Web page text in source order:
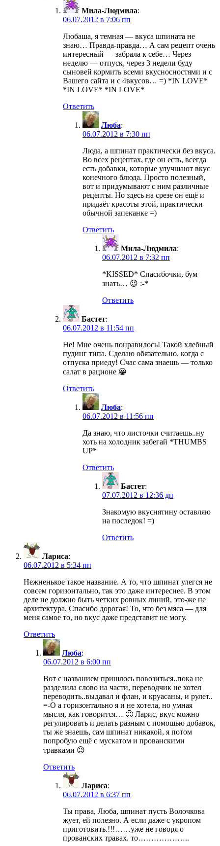
Мила-Людмила:
06.07.2012 в 7:06 пп
Любаша, я темная — вкуса шпината не
знаю… Правда-правда… А сам рецепт очень
интересный — забрала к себе… Через
неделю — отпуск, через 3 недели буду
сыновей кормить всеми вкусносностями и с
Вашего сайта и с 4вкусов… =) *IN LOVE*
*IN LOVE* *IN LOVE*
Ответить
Люба:
06.07.2012 в 7:30 пп
Люда, а шпинат практически без вкуса.
Во всех рецептах, где он есть, всегда
есть добавки, которые улучшают вкус
конечного блюда. Просто полезный,
вот и придумывают с ним различные
рецепты. Но здесь на срезе он ещё и
придаёт красоты этой, практически
обычной запеканке =)
Ответить
Мила-Людмила:
06.07.2012 в 7:32 пп
*KISSED* Спасибочки, бум
знать… 😉 :-*
Ответить
Бастет:
06.07.2012 в 11:54 пп
Не! Мне очень понравилось! Такой хлебный
пудинг типа. Сделаю обязательно, когда с
отпуска приеду! Счас сама знаешь — только
салат в рационе 😀
Ответить
Люба:
06.07.2012 в 11:56 пп
Да знаю, что листочки считаешь..ну
хоть на холодник забегай *THUMBS
UP*
Ответить
Бастет:
07.07.2012 в 12:36 дп
Знакомую вкуснятину оставляю
на последок! =)
Ответить
Лариса:
06.07.2012 в 5:34 пп
Нежненькое такое название. А то, что шпинат улегся не
совсем горизонтально, так это даже интереснее. В этом
деле не должно быть четких ровных линий, это-же не
архитектура. Спасибо дорогая! То, что без мяса — для
меня самое то, но вкус даже представит не могу.
Ответить
Люба:
06.07.2012 в 6:00 пп
Вот с названием пришлось повозиться..пока не
разделила слово на части, переводчик не хотел
переводить..выдавал и флан, и круасаны, и рулет..
=-O а горизонтально я и не хотела, но умная
мысля, как говорится… 🙁 Ларис, вкус можно
регулировать и делать разным с помощью добавок,
ты же знаешь, сам шпинат никакой, я потом
попробую ещё с мускатом и прованскими
травками 😉
Ответить
Лариса:
06.07.2012 в 6:37 пп
Ты права, Люба, шпинат пусть Волочкова
жует, ей полезно. А если даже с укропом
приготовить.!!!……уже не говоря о
прованских травах. то………………..